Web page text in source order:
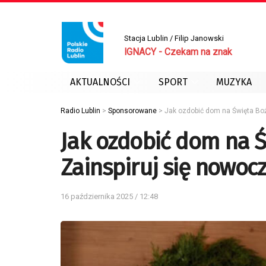
Stacja Lublin / Filip Janowski
IGNACY - Czekam na znak
AKTUALNOŚCI SPORT MUZYKA
Radio Lublin > Sponsorowane > Jak ozdobić dom na Święta
Jak ozdobić dom na
Zainspiruj się
16 października 2025 / 12:48